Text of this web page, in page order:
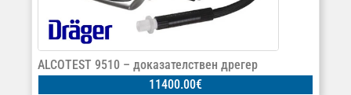
ALCOTEST 9510 – доказателствен дрегер
11400.00€